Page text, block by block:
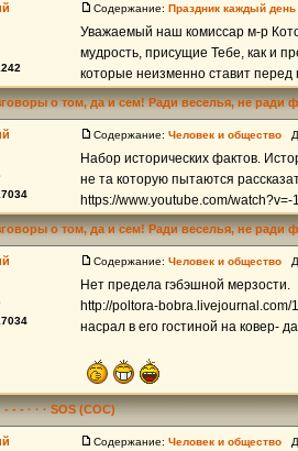
Содержание: Праздник каждый день
Уважаемый наш комиссар м-р
мудрость, присущие Тебе, как и
которые неизменно ставит перед
о том, да и сем! Ради веселья, не ради
Содержание: Человек и общество
Набор исторических фактов.
не та которую пытаются
https://www.youtube.com/watch?v=-
о том, да и сем! Ради веселья, не ради
Содержание: Человек и общество
Нет предела гэбэшной мерзости.
http://poltora-bobra.livejournal.com/
насрал в его гостиной на ковер-
- - - · · · SOS (СОС)
Содержание: Человек и общество